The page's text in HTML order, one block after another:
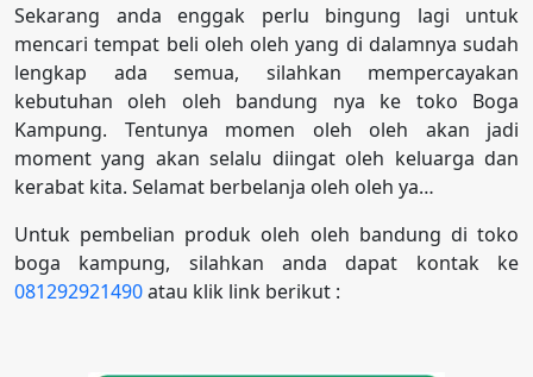
Sekarang anda enggak perlu bingung lagi untuk
mencari tempat beli oleh oleh yang di dalamnya sudah
lengkap ada semua, silahkan mempercayakan
kebutuhan oleh oleh bandung nya ke toko Boga
Kampung. Tentunya momen oleh oleh akan jadi
moment yang akan selalu diingat oleh keluarga dan
kerabat kita. Selamat berbelanja oleh oleh ya…
Untuk pembelian produk oleh oleh bandung di toko
boga kampung, silahkan anda dapat kontak ke
081292921490atau klik link berikut :